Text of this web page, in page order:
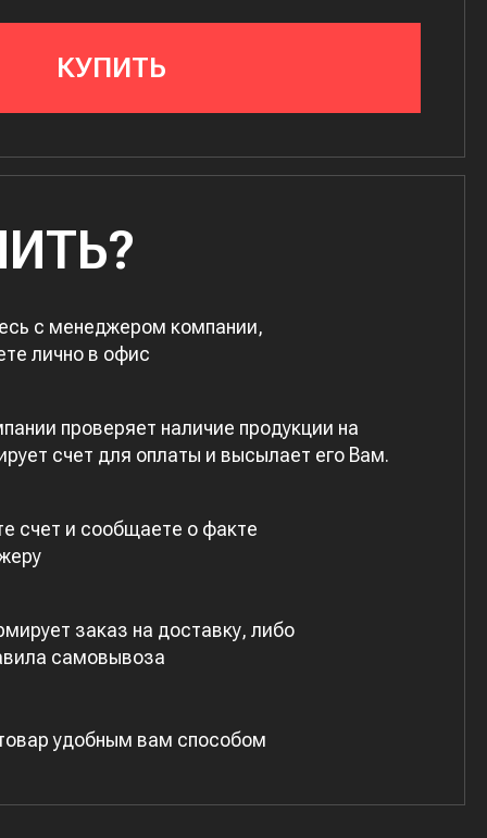
КУПИТЬ
с менеджером компании,
лично в офис
проверяет наличие продукции на
счет для оплаты и высылает его Вам.
счет и сообщаете о факте
заказ на доставку, либо
самовывоза
удобным вам способом